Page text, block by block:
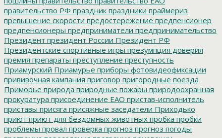
правительство РФ праздник праздники праймериз
превышение скорости предостережение предпенсионер
предпенсионеры предприниматели предпринимательство
Президент президент России Президент РФ
Президентские спортивные игры презумпция доверия
премия препараты преступление преступность
Приамурский Приамурье приборы фотовидеофиксации
прививочная кампания приговор пригородные поезда
Приморье природа природные пожары природоохранная
прокуратура присоединение ЕАО пристав-исполнитель
приставы присяга присяжные заседатели Приходько
приют приют для бездомных животных пробка пробки
проблемы провал проверка прогноз прогноз погоды